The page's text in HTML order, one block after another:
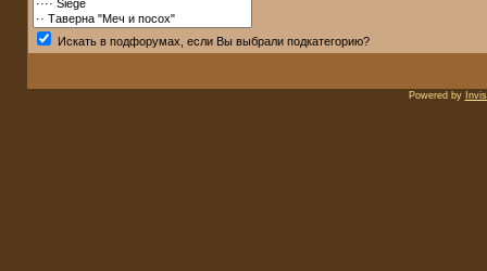
Искать в подфорумах, если Вы выбрали подкатегорию?
Powered by